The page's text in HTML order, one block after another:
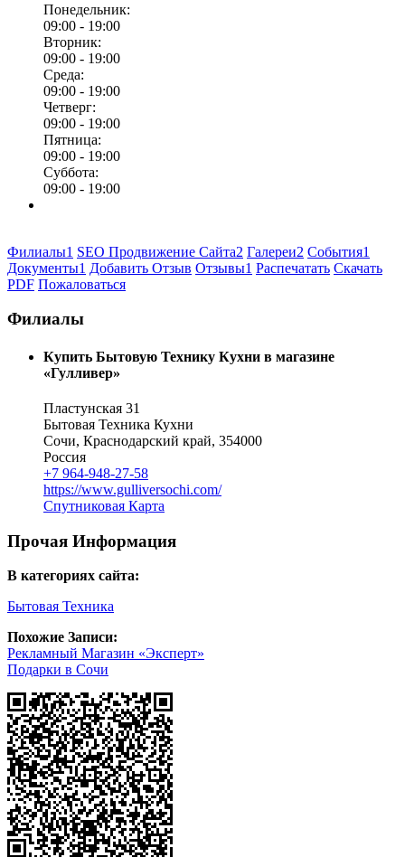
Понедельник:
09:00 - 19:00
Вторник:
09:00 - 19:00
Среда:
09:00 - 19:00
Четверг:
09:00 - 19:00
Пятница:
09:00 - 19:00
Суббота:
09:00 - 19:00
Филиалы1 SEO Продвижение Сайта2 Галереи2 События1
Документы1 Добавить Отзыв Отзывы1 Распечатать Скачать
PDF Пожаловаться
Филиалы
Купить Бытовую Технику Кухни в магазине
«Гулливер»
Пластунская 31
Бытовая Техника Кухни
Сочи, Краснодарский край, 354000
Россия
+7 964-948-27-58
https://www.gulliversochi.com/
Спутниковая Карта
Прочая Информация
В категориях сайта:
Бытовая Техника
Похожие Записи:
Рекламный Магазин «Эксперт»
Подарки в Сочи